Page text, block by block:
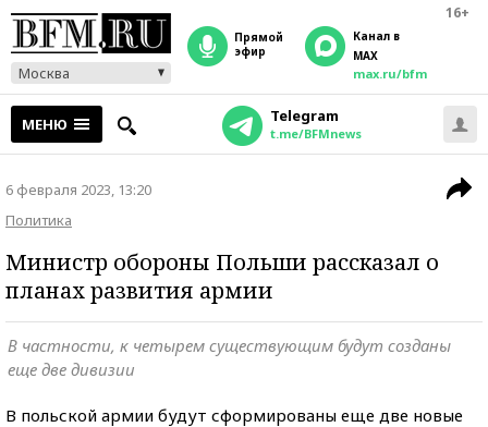
16+
Москва
прямой
эфир
Канал в
MAX
max.ru/bfm
МЕНЮ Telegram
t.me/BFMnews
6 февраля 2023, 13:20
Политика
Министр обороны Польши рассказал о
планах развития армии
В частности, к четырем существующим будут созданы
еще две дивизии
В польской армии будут сформированы еще две новые